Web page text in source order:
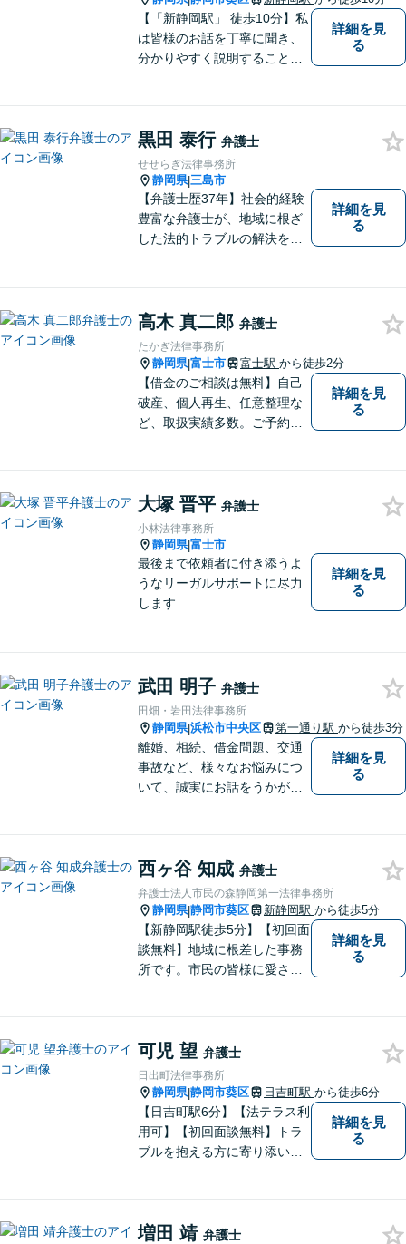
【「新静岡駅」 徒歩10分】私
は皆様のお話を丁寧に聞き、
分かりやすく説明することを
す。 どんな些細なことでも結
構ですので、お気軽にご相談
ください。
詳細を見
る
黒田 泰行 弁護士
せせらぎ法律事務所
静岡県|三島市
【弁護士歴37年】社会的経験
豊富な弁護士が、地域に根ざ
した法的トラブルの解決を目
たします。
詳細を見
る
高木 真二郎 弁護士
たかぎ法律事務所
静岡県|富士市 富士駅 から徒歩2分
【借金のご相談は無料】自己
破産、個人再生、任意整理な
ど、取扱実績多数。ご予約の
す。
詳細を見
る
大塚 晋平 弁護士
小林法律事務所
静岡県|富士市
最後まで依頼者に付き添うよ
うなリーガルサポートに尽力
します
詳細を見
る
武田 明子 弁護士
田畑・岩田法律事務所
静岡県|浜松市中央区 第一通り駅 から徒歩3分
離婚、相続、借金問題、交通
事故など、様々なお悩みにつ
いて、誠実にお話をうかが
詳細を見
る
西ヶ谷 知成 弁護士
弁護士法人市民の森静岡第一法律事務所
静岡県|静岡市葵区 新静岡駅 から徒歩5分
【新静岡駅徒歩5分】【初回面
談無料】地域に根差した事務
所です。市民の皆様に愛され
軽にご連絡ください。
詳細を見
る
可児 望 弁護士
日出町法律事務所
静岡県|静岡市葵区 日吉町駅 から徒歩6分
【日吉町駅6分】【法テラス利
用可】【初回面談無料】トラ
ブルを抱える方に寄り添い、
詳細を見
る
増田 靖 弁護士